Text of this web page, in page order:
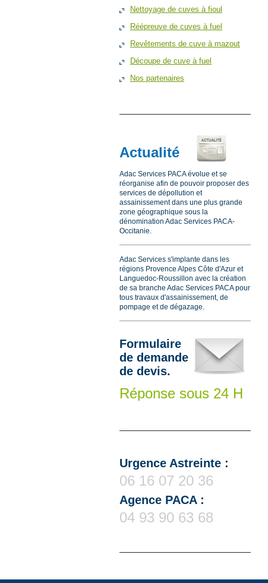
Nettoyage de cuves à fioul
Réépreuve de cuves à fuel
Revêtements de cuve à mazout
Découpe de cuve à fuel
Nos partenaires
Actualité
Adac Services PACA évolue et se
réorganise afin de pouvoir proposer des
services de dépollution et
assainissement dans une plus grande
zone géographique sous la
dénomination Adac Services PACA-
Occitanie.
Adac Services s'implante dans les
régions Provence Alpes Côte d'Azur et
Languedoc-Roussillon avec la création
de sa branche Adac Services PACA pour
tous travaux d'assainissement, de
pompage et de dégazage.
Formulaire
de demande
de devis.
Réponse sous 24 H
Urgence Astreinte :
06 16 07 20 36
Agence PACA :
04 93 90 63 68